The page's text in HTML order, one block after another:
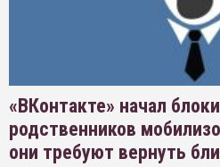
«ВКонтакте» начал
родственников
они требуют вернуть